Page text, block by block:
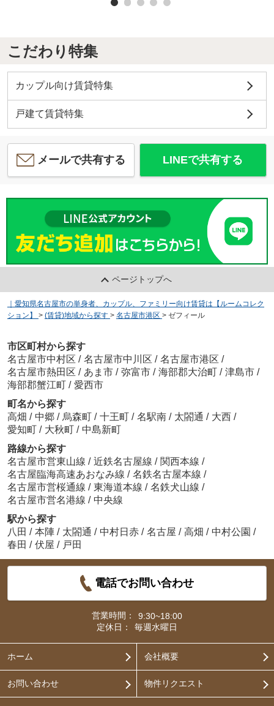
こだわり特集
カップル向け賃貸特集
戸建て賃貸特集
メールで共有する LINEで共有する
ページトップへ
｜愛知県名古屋市の単身者、カップル、ファミリー向け賃貸は【ルームコレク
ション】
> (賃貸)地域から探す > 名古屋市港区 > ゼフィール
市区町村から探す
名古屋市中村区 / 名古屋市中川区 / 名古屋市港区 /
名古屋市熱田区 / あま市 / 弥富市 / 海部郡大治町 / 津島市 /
海部郡蟹江町 / 愛西市
町名から探す
高畑 / 中郷 / 烏森町 / 十王町 / 名駅南 / 太閤通 / 大西 /
愛知町 / 大秋町 / 中島新町
路線から探す
名古屋市営東山線 / 近鉄名古屋線 / 関西本線 /
名古屋臨海高速あおなみ線 / 名鉄名古屋本線 /
名古屋市営桜通線 / 東海道本線 / 名鉄犬山線 /
名古屋市営名港線 / 中央線
駅から探す
八田 / 本陣 / 太閤通 / 中村日赤 / 名古屋 / 高畑 / 中村公園 /
春田 / 伏屋 / 戸田
電話でお問い合わせ
営業時間：
9:30~18:00
定休日：
毎週水曜日
ホーム 会社概要
お問い合わせ 物件リクエスト